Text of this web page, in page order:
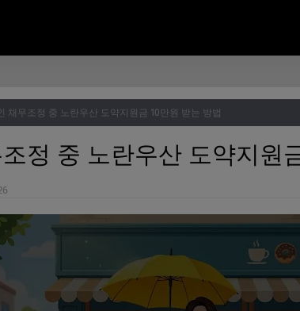
채무조정 중 노란우산 도약지원금 10만원 받는 방법
정 중 노란우산 도약지원